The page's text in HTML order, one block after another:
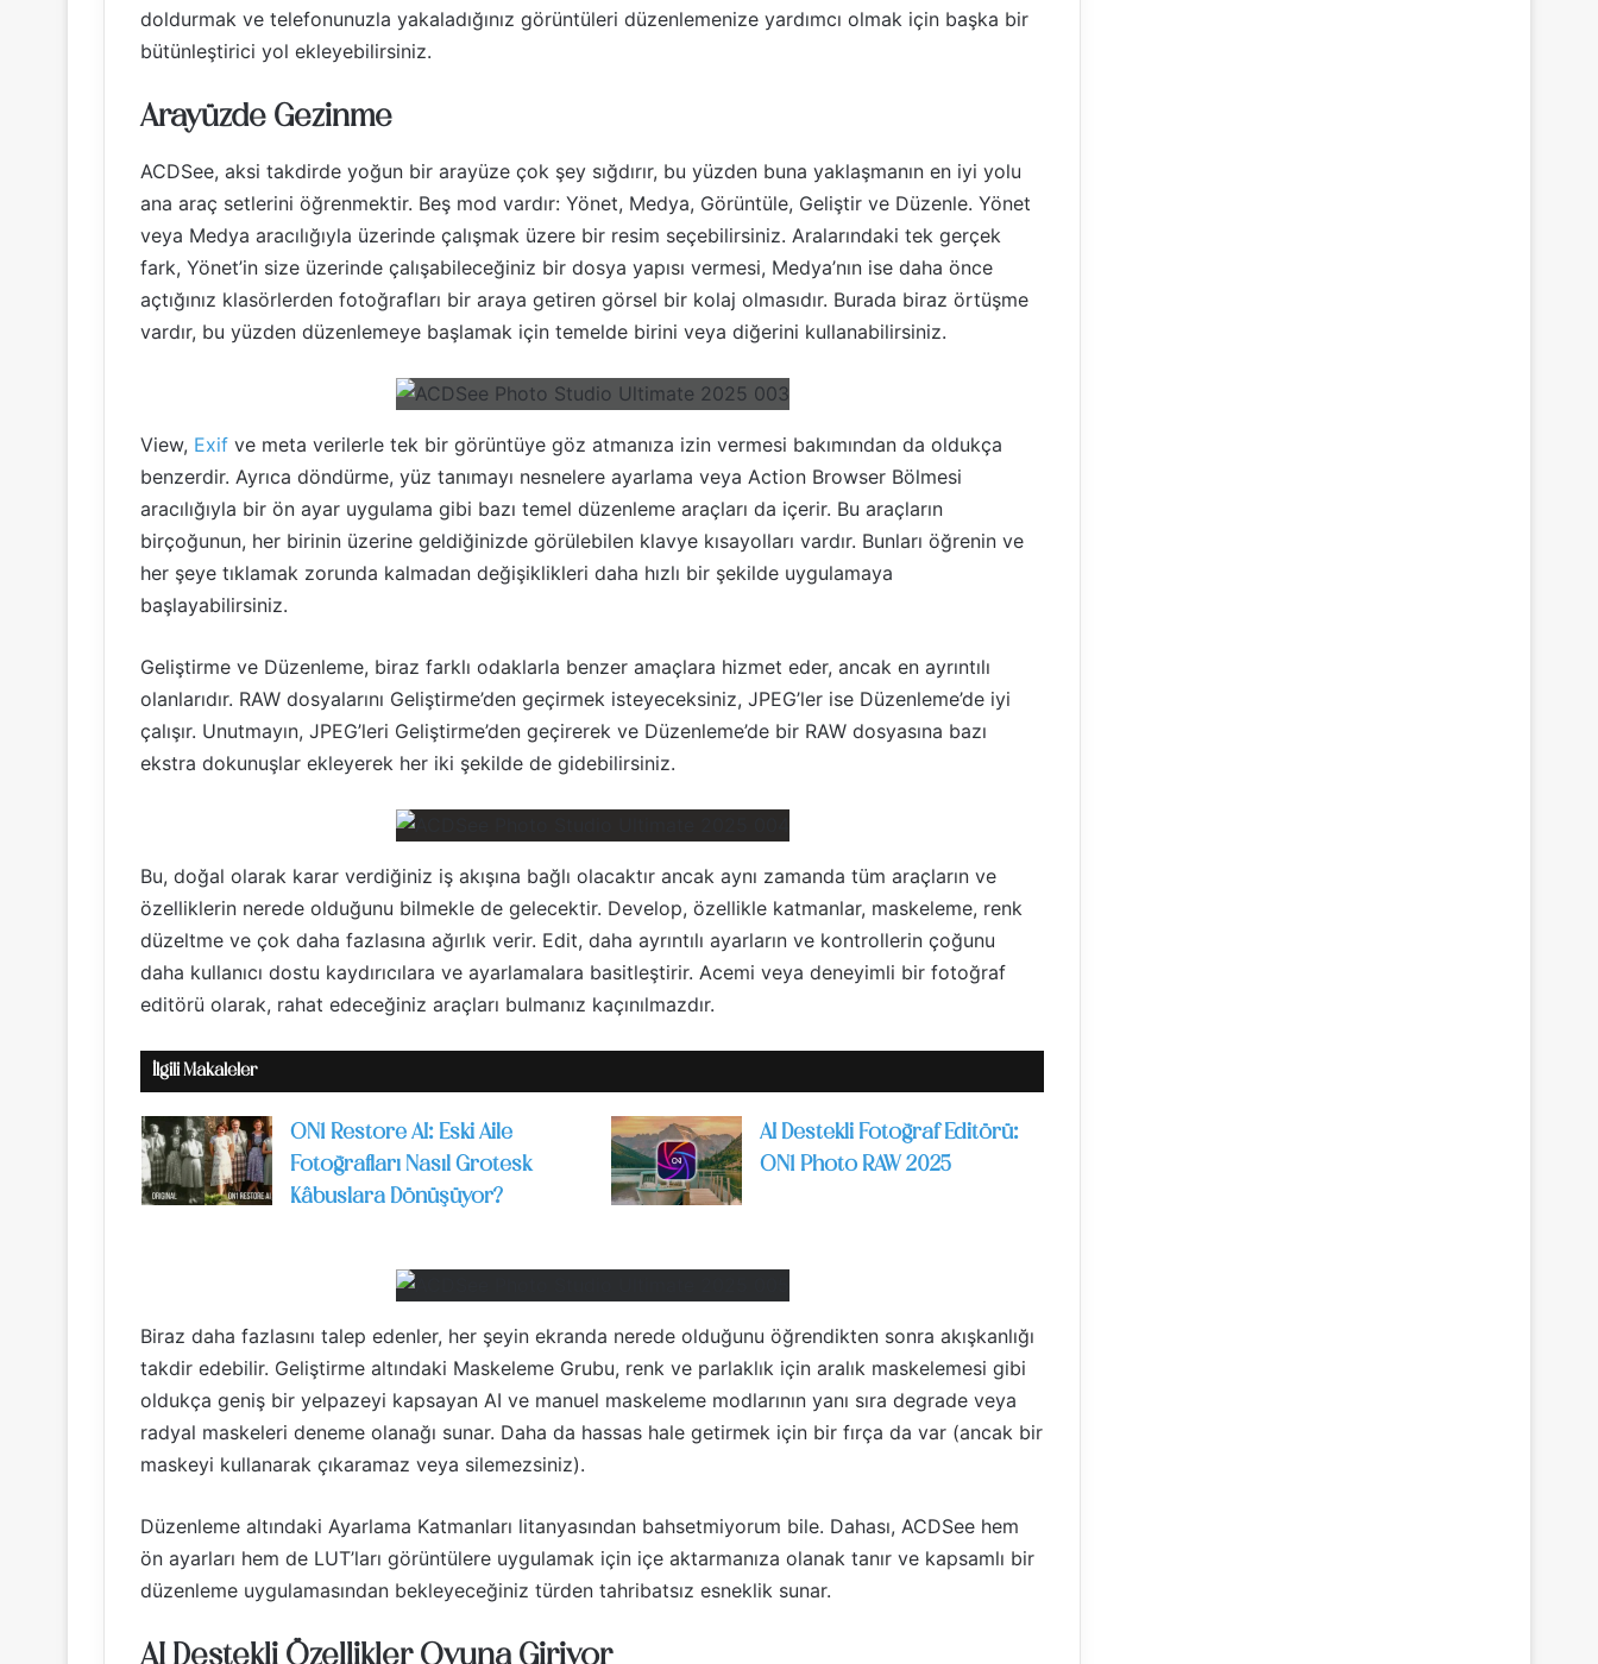
doldurmak ve telefonunuzla yakaladığınız görüntüleri düzenlemenize yardımcı olmak için başka bir
bütünleştirici yol ekleyebilirsiniz.
Arayüzde Gezinme
ACDSee, aksi takdirde yoğun bir arayüze çok şey sığdırır, bu yüzden buna yaklaşmanın en iyi yolu
ana araç setlerini öğrenmektir. Beş mod vardır: Yönet, Medya, Görüntüle, Geliştir ve Düzenle. Yönet
veya Medya aracılığıyla üzerinde çalışmak üzere bir resim seçebilirsiniz. Aralarındaki tek gerçek
fark, Yönet’in size üzerinde çalışabileceğiniz bir dosya yapısı vermesi, Medya’nın ise daha önce
açtığınız klasörlerden fotoğrafları bir araya getiren görsel bir kolaj olmasıdır. Burada biraz örtüşme
vardır, bu yüzden düzenlemeye başlamak için temelde birini veya diğerini kullanabilirsiniz.
View, Exif ve meta verilerle tek bir görüntüye göz atmanıza izin vermesi bakımından da oldukça
benzerdir. Ayrıca döndürme, yüz tanımayı nesnelere ayarlama veya Action Browser Bölmesi
aracılığıyla bir ön ayar uygulama gibi bazı temel düzenleme araçları da içerir. Bu araçların
birçoğunun, her birinin üzerine geldiğinizde görülebilen klavye kısayolları vardır. Bunları öğrenin ve
her şeye tıklamak zorunda kalmadan değişiklikleri daha hızlı bir şekilde uygulamaya
başlayabilirsiniz.
Geliştirme ve Düzenleme, biraz farklı odaklarla benzer amaçlara hizmet eder, ancak en ayrıntılı
olanlarıdır. RAW dosyalarını Geliştirme’den geçirmek isteyeceksiniz, JPEG’ler ise Düzenleme’de iyi
çalışır. Unutmayın, JPEG’leri Geliştirme’den geçirerek ve Düzenleme’de bir RAW dosyasına bazı
ekstra dokunuşlar ekleyerek her iki şekilde de gidebilirsiniz.
Bu, doğal olarak karar verdiğiniz iş akışına bağlı olacaktır ancak aynı zamanda tüm araçların ve
özelliklerin nerede olduğunu bilmekle de gelecektir. Develop, özellikle katmanlar, maskeleme, renk
düzeltme ve çok daha fazlasına ağırlık verir. Edit, daha ayrıntılı ayarların ve kontrollerin çoğunu
daha kullanıcı dostu kaydırıcılara ve ayarlamalara basitleştirir. Acemi veya deneyimli bir fotoğraf
editörü olarak, rahat edeceğiniz araçları bulmanız kaçınılmazdır.
İlgili Makaleler
ON1 Restore AI: Eski Aile
Fotoğrafları Nasıl Grotesk
Kâbuslara Dönüşüyor?
AI Destekli Fotoğraf Editörü:
ON1 Photo RAW 2025
Biraz daha fazlasını talep edenler, her şeyin ekranda nerede olduğunu öğrendikten sonra akışkanlığı
takdir edebilir. Geliştirme altındaki Maskeleme Grubu, renk ve parlaklık için aralık maskelemesi gibi
oldukça geniş bir yelpazeyi kapsayan AI ve manuel maskeleme modlarının yanı sıra degrade veya
radyal maskeleri deneme olanağı sunar. Daha da hassas hale getirmek için bir fırça da var (ancak bir
maskeyi kullanarak çıkaramaz veya silemezsiniz).
Düzenleme altındaki Ayarlama Katmanları litanyasından bahsetmiyorum bile. Dahası, ACDSee hem
ön ayarları hem de LUT’ları görüntülere uygulamak için içe aktarmanıza olanak tanır ve kapsamlı bir
düzenleme uygulamasından bekleyeceğiniz türden tahribatsız esneklik sunar.
AI Destekli Özellikler Oyuna Giriyor